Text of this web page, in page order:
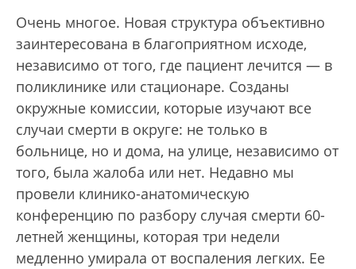
Очень многое. Новая структура объективно
заинтересована в благоприятном исходе,
независимо от того, где пациент лечится — в
поликлинике или стационаре. Созданы
окружные комиссии, которые изучают все
случаи смерти в округе: не только в
больнице, но и дома, на улице, независимо от
того, была жалоба или нет. Недавно мы
провели клинико-анатомическую
конференцию по разбору случая смерти 60-
летней женщины, которая три недели
медленно умирала от воспаления легких. Ее